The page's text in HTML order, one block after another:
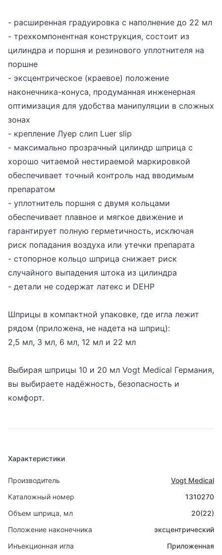
- расширенная градуировка с наполнение до 22 мл
- трехкомпонентная конструкция, состоит из
цилиндра и поршня и резинового уплотнителя на
поршне
- эксцентрическое (краевое) положение
наконечника-конуса, продуманная инженерная
оптимизация для удобства манипуляции в сложных
зонах
- крепление Луер слип Luer slip
- максимально прозрачный цилиндр шприца с
хорошо читаемой нестираемой маркировкой
обеспечивает точный контроль над вводимым
препаратом
- уплотнитель поршня с двумя кольцами
обеспечивает плавное и мягкое движение и
гарантирует полную герметичность, исключая
риск попадания воздуха или утечки препарата
- стопорное кольцо шприца снижает риск
случайного выпадения штока из цилиндра
- детали не содержат латекс и DEHP
Шприцы в компактной упаковке, где игла лежит
рядом (приложена, не надета на шприц):
2,5 мл, 3 мл, 6 мл, 12 мл и 22 мл
Выбирая шприцы 10 и 20 мл Vogt Medical Германия,
вы выбираете надёжность, безопасность и
комфорт.
Характеристики
Производитель
Vogt Medical
Каталожный номер
1310270
Объем шприца, мл
20(22)
Положение наконечника
эксцентрический
Инъекционная игла
Приложенная